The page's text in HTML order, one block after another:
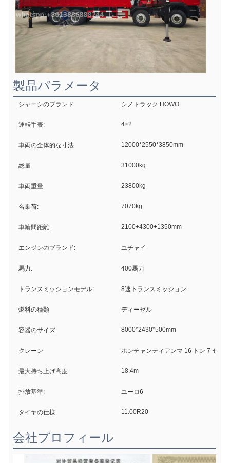
製品パラメータ
シャーシのブランド シノトラック HOWO
運転手表: 4×2
車両の全体的な寸法 12000*2550*3850mm
総量 31000kg
車両重量: 23800kg
名乗荷: 7070kg
車輪間距離: 2100+4300+1350mm
エンジンのブランド: ユチャイ
馬力: 400馬力
トランスミッションモデル: 8速トランスミッション
燃料の種類 ディーゼル
容器のサイズ: 8000*2430*500mm
クレーン ホンチャンティアンマ 16 トン 7 セク
最大持ち上げ高度 18.4m
排放基準: ユーロ6
タイヤの仕様: 11.00R20
会社プロフィール